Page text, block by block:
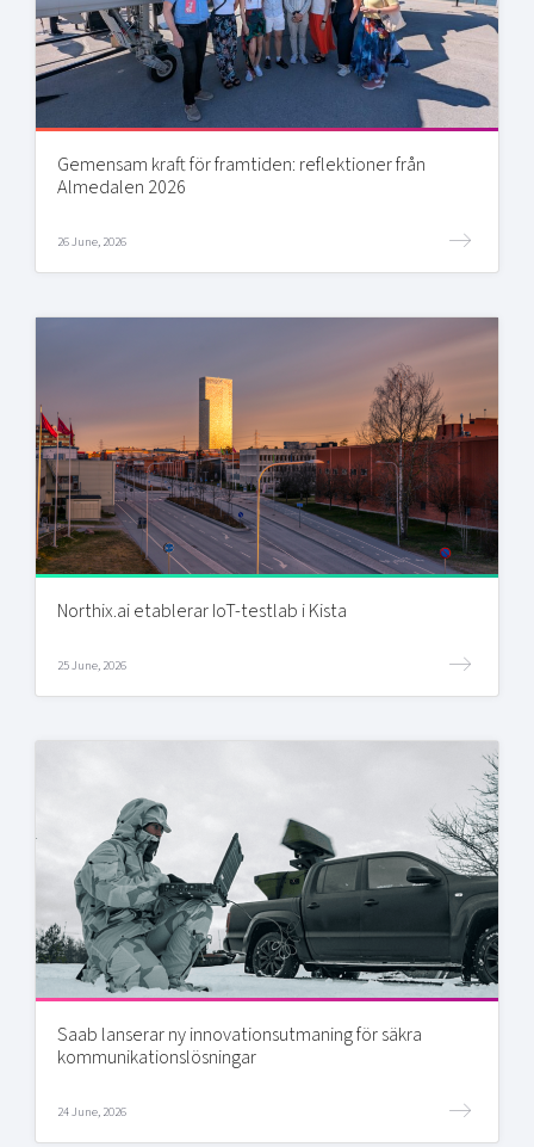
Gemensam kraft för framtiden: reflektioner från
Almedalen 2026
26 June, 2026
Northix.ai etablerar IoT-testlab i Kista
25 June, 2026
Saab lanserar ny innovationsutmaning för säkra
kommunikationslösningar
24 June, 2026